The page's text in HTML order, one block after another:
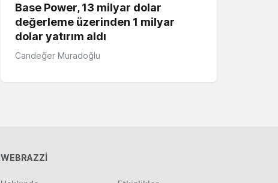
Base Power, 13 milyar dolar
değerleme üzerinden 1 milyar
dolar yatırım aldı
Candeğer Muradoğlu
WEBRAZZİ